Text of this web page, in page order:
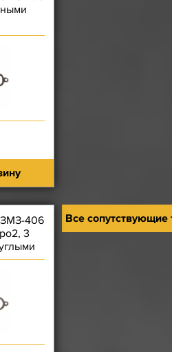
ЗМЗ-406
3
Все сопутствующие